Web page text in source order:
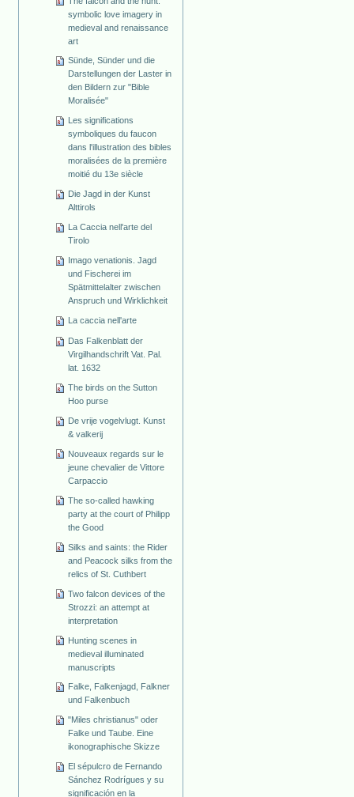
symbolic love imagery in
medieval and renaissance
art
Sünde, Sünder und die
Darstellungen der Laster in
den Bildern zur "Bible
Moralisée"
Les significations
symboliques du faucon
dans l'illustration des bibles
moralisées de la première
moitié du 13e siècle
Die Jagd in der Kunst
Alttirols
La Caccia nell'arte del
Tirolo
Imago venationis. Jagd
und Fischerei im
Spätmittelalter zwischen
Anspruch und Wirklichkeit
La caccia nell'arte
Das Falkenblatt der
Virgilhandschrift Vat. Pal.
lat. 1632
The birds on the Sutton
Hoo purse
De vrije vogelvlugt. Kunst
& valkerij
Nouveaux regards sur le
jeune chevalier de Vittore
Carpaccio
The so-called hawking
party at the court of Philipp
the Good
Silks and saints: the Rider
and Peacock silks from the
relics of St. Cuthbert
Two falcon devices of the
Strozzi: an attempt at
interpretation
Hunting scenes in
medieval illuminated
manuscripts
Falke, Falkenjagd, Falkner
und Falkenbuch
"Miles christianus" oder
Falke und Taube. Eine
ikonographische Skizze
El sépulcro de Fernando
Sánchez Rodrígues y su
significación en la